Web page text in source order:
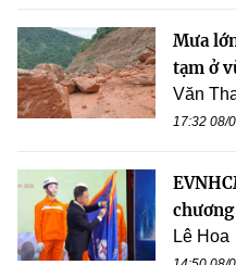
Mưa
tạm ở
Văn
17:32 08/
chương
Lê Hoa